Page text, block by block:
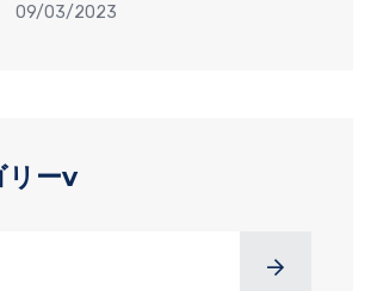
09/03/2023
リーv